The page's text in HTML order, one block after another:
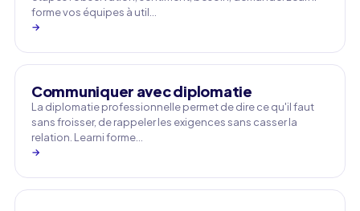
forme vos équipes à util…
→
Communiquer avec diplomatie
La diplomatie professionnelle permet de dire ce qu'il faut
sans froisser, de rappeler les exigences sans casser la
relation. Learni forme…
→